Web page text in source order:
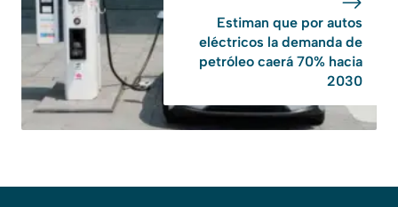
Estiman que por autos
eléctricos la demanda de
petróleo caerá 70% hacia
2030